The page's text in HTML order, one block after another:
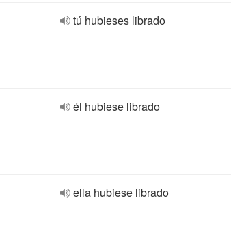
tú hubieses librado
él hubiese librado
ella hubiese librado